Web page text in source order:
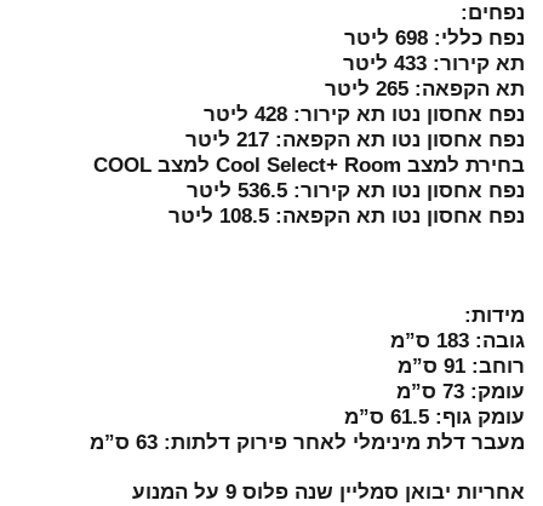
נפחים:
נפח כללי: 698 ליטר
תא קירור: 433 ליטר
תא הקפאה: 265 ליטר
נפח אחסון נטו תא קירור: 428 ליטר
נפח אחסון נטו תא הקפאה: 217 ליטר
בחירת למצב Cool Select+ Room למצב COOL
נפח אחסון נטו תא קירור: 536.5 ליטר
נפח אחסון נטו תא הקפאה: 108.5 ליטר
מידות:
גובה: 183 ס”מ
רוחב: 91 ס”מ
עומק: 73 ס”מ
עומק גוף: 61.5 ס”מ
מעבר דלת מינימלי לאחר פירוק דלתות: 63 ס”מ
אחריות יבואן סמליין שנה פלוס 9 על המנוע